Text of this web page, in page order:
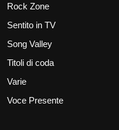
Rock Zone
Sentito in TV
Song Valley
Titoli di coda
Varie
Voce Presente